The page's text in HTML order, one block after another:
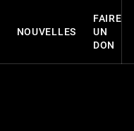
NOUVELLES
FAIRE
UN
DON